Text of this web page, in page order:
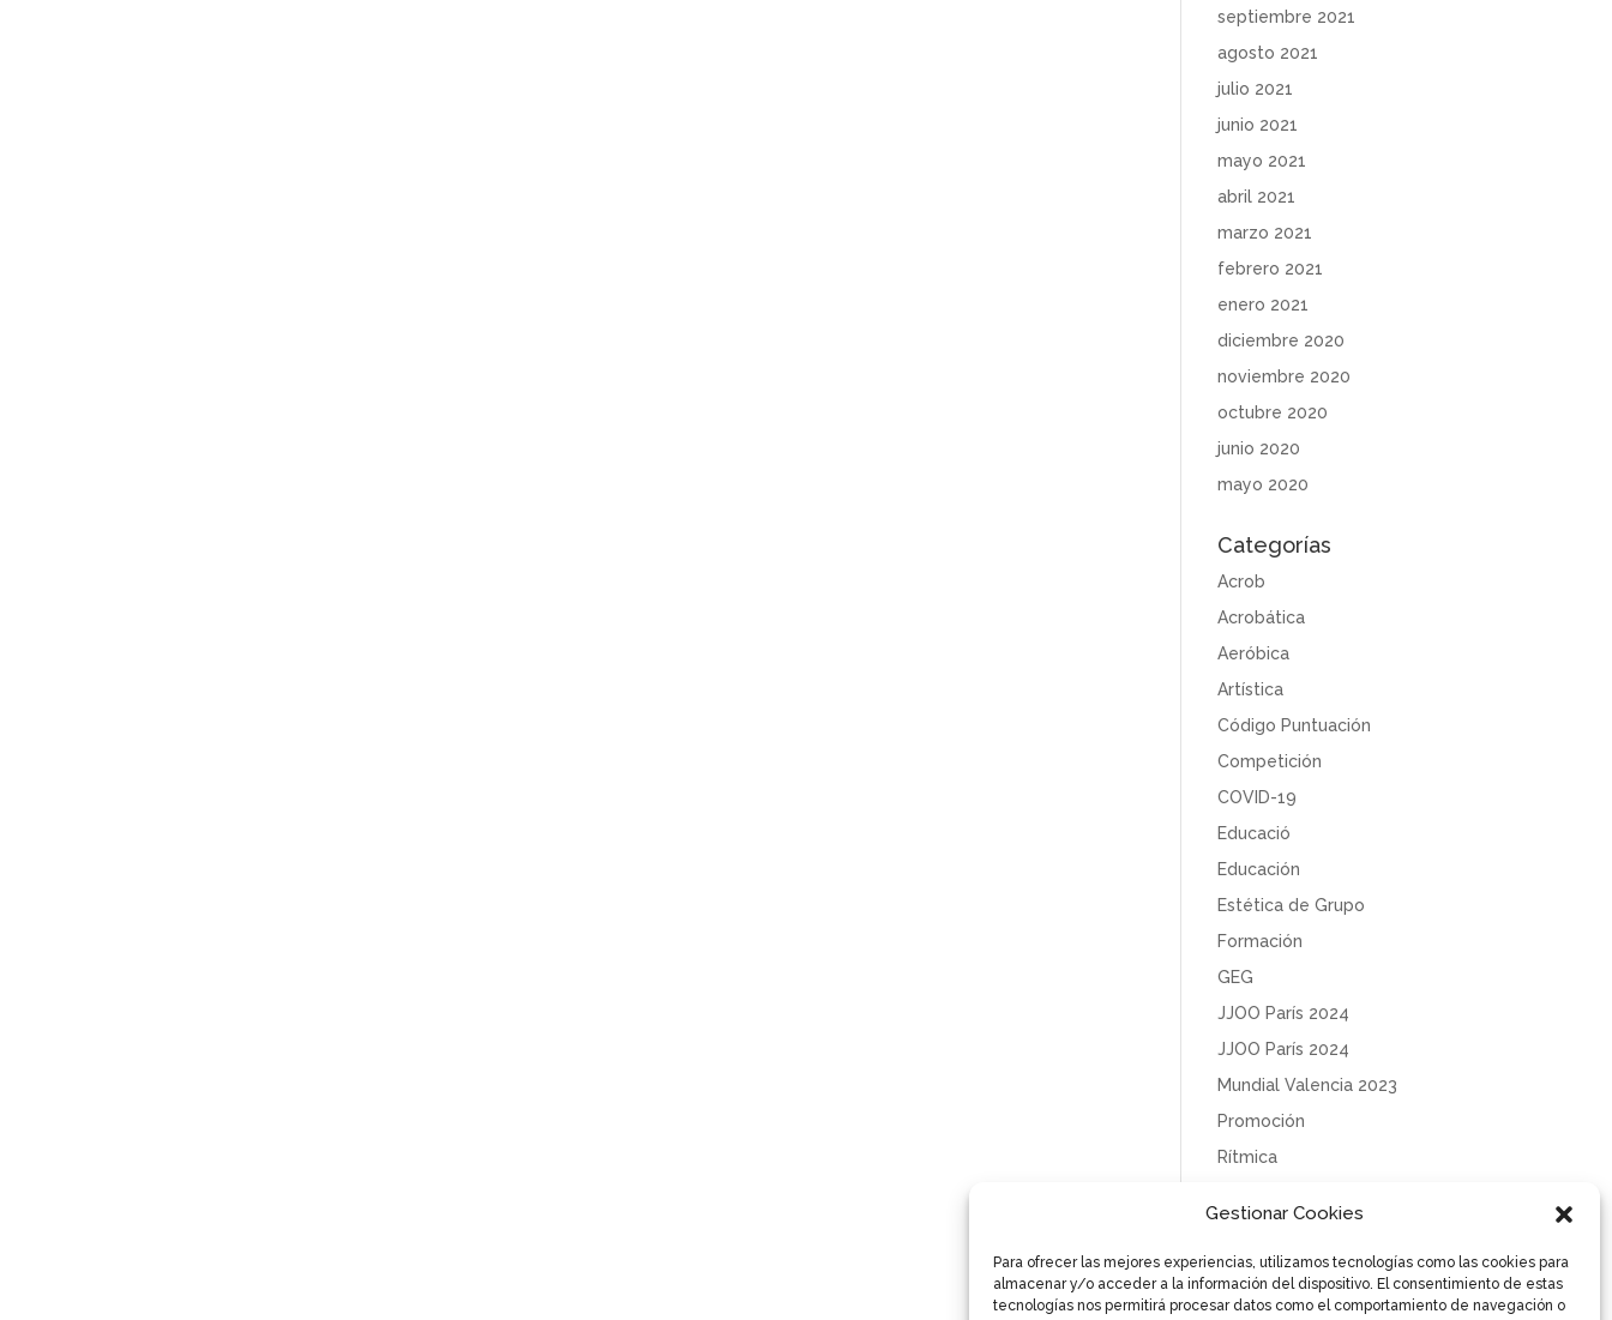
Gestionar Cookies
Para ofrecer las mejores experiencias, utilizamos tecnologías como las cookies para
almacenar y/o acceder a la información del dispositivo. El consentimiento de estas
tecnologías nos permitirá procesar datos como el comportamiento de navegación o
septiembre 2021
agosto 2021
julio 2021
junio 2021
mayo 2021
abril 2021
marzo 2021
febrero 2021
enero 2021
diciembre 2020
noviembre 2020
octubre 2020
junio 2020
mayo 2020
Categorías
Acrob
Acrobática
Aeróbica
Artística
Código Puntuación
Competición
COVID-19
Educació
Educación
Estética de Grupo
Formación
GEG
JJOO París 2024
JJOO París 2024
Mundial Valencia 2023
Promoción
Rítmica
Tecnificación
Uncategorized